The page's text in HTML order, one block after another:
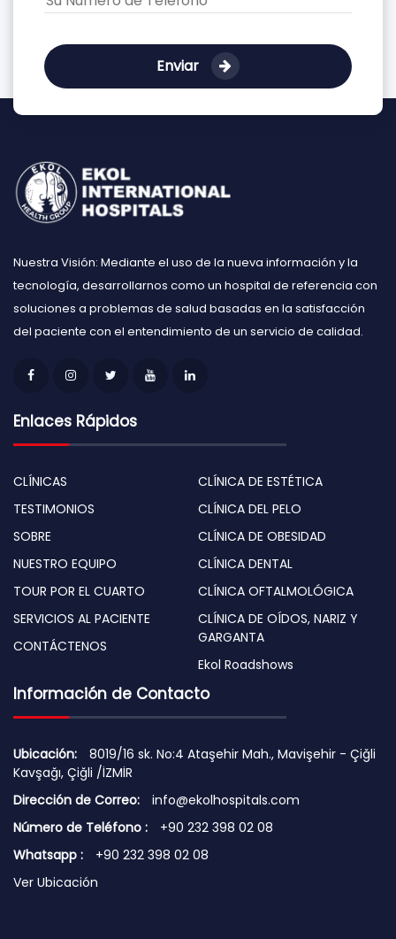
Enviar
Nuestra Visión: Mediante el uso de la nueva información y la
tecnología, desarrollarnos como un hospital de referencia con
soluciones a problemas de salud basadas en la satisfacción
del paciente con el entendimiento de un servicio de calidad.
Enlaces Rápidos
CLÍNICAS
TESTIMONIOS
SOBRE
NUESTRO EQUIPO
TOUR POR EL CUARTO
SERVICIOS AL PACIENTE
CONTÁCTENOS
CLÍNICA DE ESTÉTICA
CLÍNICA DEL PELO
CLÍNICA DE OBESIDAD
CLÍNICA DENTAL
CLÍNICA OFTALMOLÓGICA
CLÍNICA DE OÍDOS, NARIZ Y
GARGANTA
Ekol Roadshows
Información de Contacto
Ubicación:
8019/16 sk. No:4 Ataşehir Mah., Mavişehir - Çiğli
Kavşağı, Çiğli /İZMİR
Dirección de Correo:
info@ekolhospitals.com
Número de Teléfono :
+90 232 398 02 08
Whatsapp :
+90 232 398 02 08
Ver Ubicación